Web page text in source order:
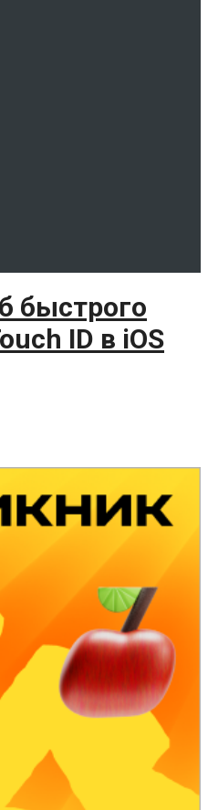
быстрого
ID в iOS